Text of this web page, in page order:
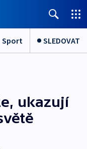
Sport SLEDOVAT
ukazují